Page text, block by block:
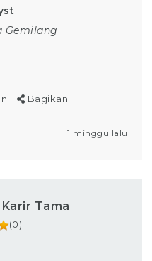
Gemilang
Bagikan
1 minggu lalu
Tama
(0)